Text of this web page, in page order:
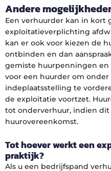
Andere
Een verhuurder kan in kort
exploitatieverplichting
kan er ook voor kiezen de
ontbinden en dan
gemiste huurpenningen en
voor een huurder om
indeplaatsstelling te
de exploitatie voortzet.
tot onderverhuur, indien
huurovereenkomst.
Tot hoever werkt een
praktijk?
Als u een bedrijfspand